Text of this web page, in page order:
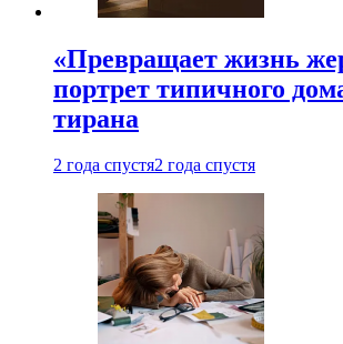
«Превращает жизнь
портрет типичного
тирана
2 года спустя2 года спустя